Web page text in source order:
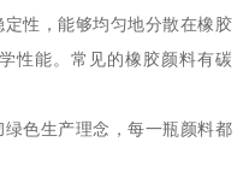
性，能够均匀地分散在橡胶
性能。常见的橡胶颜料有碳
色生产理念，每一瓶颜料都